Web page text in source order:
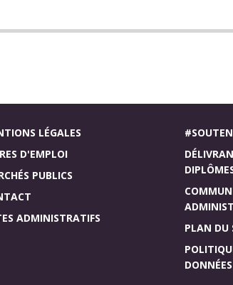
LÉGALES
D'EMPLOI
PUBLICS
ADMINISTRATIFS
PLAN DU
DONNÉES